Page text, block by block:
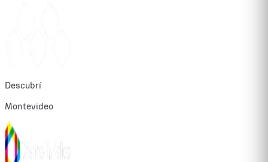
Descubrí
Montevideo